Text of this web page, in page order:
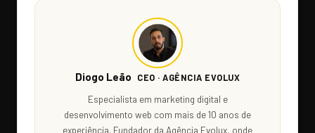
Diogo Leão CEO · AGÊNCIA EVOLUX
Especialista em marketing digital e
desenvolvimento web com mais de 10 anos de
experiência. Fundador da Agência Evolux, onde